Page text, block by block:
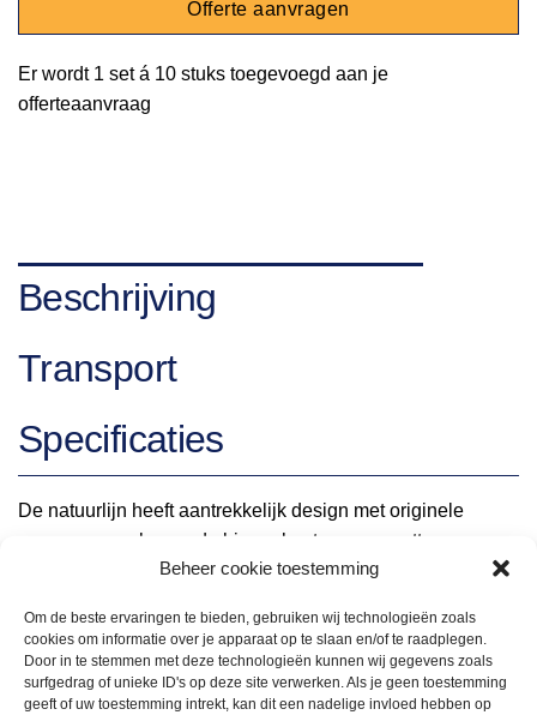
Beheer cookie toestemming
Om de beste ervaringen te bieden, gebruiken wij technologieën zoals
cookies om informatie over je apparaat op te slaan en/of te raadplegen.
Door in te stemmen met deze technologieën kunnen wij gegevens zoals
surfgedrag of unieke ID's op deze site verwerken. Als je geen toestemming
geeft of uw toestemming intrekt, kan dit een nadelige invloed hebben op
Offerte aanvragen
Er wordt 1 setá 10 stuks toegevoegd aan je
offerteaanvraag
Beschrijving
Transport
Specificaties
De natuurlijn heeft aantrekkelijk design met originele
vormen, een glanzende binnenkant en een matte
buitenkant, benadrukt door een donkere kleurrijke rand.
porselein is sterk en licht en vaatwasserbestendig en de
verhoogde vleugel zorgt voor een gemakkelijkere grip
tijdens de bediening. Let op: niet bestendig tegen de oven.